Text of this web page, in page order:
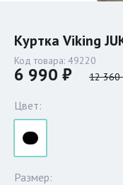
Куртка Viking
Код товара: 49220
6 990 ₽ 12 360
Цвет:
Размер: